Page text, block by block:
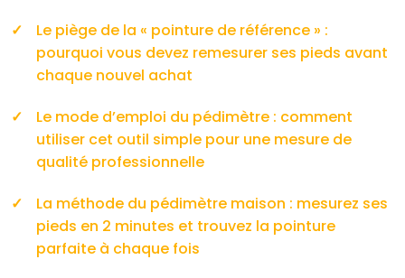
Le piège de la « pointure de référence » :
pourquoi vous devez remesurer ses pieds avant
chaque nouvel achat
Le mode d’emploi du pédimètre : comment
utiliser cet outil simple pour une mesure de
qualité professionnelle
La méthode du pédimètre maison : mesurez ses
pieds en 2 minutes et trouvez la pointure
parfaite à chaque fois